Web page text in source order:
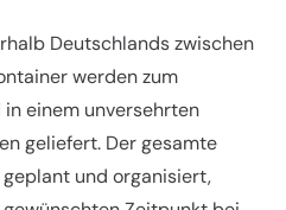
Deutschlands zwischen
werden zum
einem unversehrten
geliefert. Der gesamte
und organisiert,